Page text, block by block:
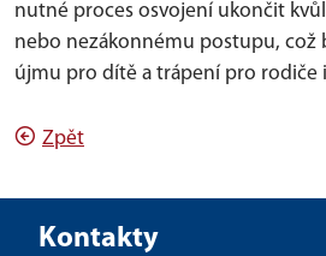
nutné proces osvojení ukončit
nebo nezákonnému postupu, což
újmu pro dítě a trápení pro rodiče
Zpět
Kontakty